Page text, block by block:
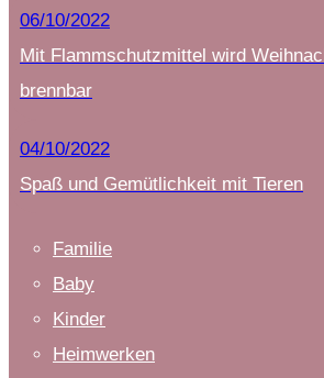
06/10/2022
Mit Flammschutzmittel wird
brennbar
04/10/2022
Spaß und Gemütlichkeit mit Tieren
Familie
Baby
Kinder
Heimwerken